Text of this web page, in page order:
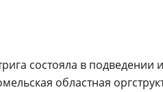
состояла в
областная